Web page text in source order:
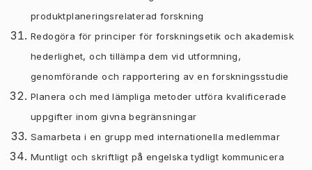
produktplaneringsrelaterad forskning
Redogöra för principer för forskningsetik och akademisk
hederlighet, och tillämpa dem vid utformning,
genomförande och rapportering av en forskningsstudie
Planera och med lämpliga metoder utföra kvalificerade
uppgifter inom givna begränsningar
Samarbeta i en grupp med internationella medlemmar
Muntligt och skriftligt på engelska tydligt kommunicera